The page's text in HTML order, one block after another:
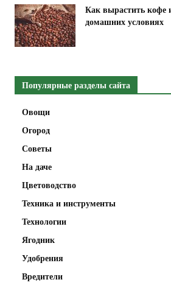
Как вырастить кофе
домашних условиях
Популярные разделы сайта
Овощи
Огород
Советы
На даче
Цветоводство
Техника и инструменты
Технологии
Ягодник
Удобрения
Вредители